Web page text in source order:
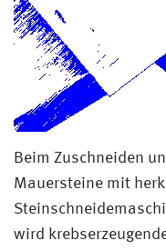
Beim Zuschneiden
Mauersteine mit
wird